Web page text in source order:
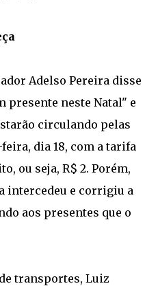
Adelso Pereira disse
presente neste Natal" e
circulando pelas
dia 18, com a tarifa
ou seja, R$ 2. Porém,
intercedeu e corrigiu a
aos presentes que o
transportes, Luiz